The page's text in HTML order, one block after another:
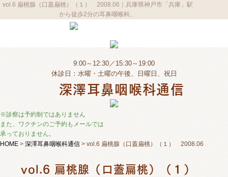
vol.6 扁桃腺（口蓋扁桃）（１） 2008.06｜兵庫県神戸市「兵庫」駅
から徒歩2分の耳鼻咽喉科。
9:00～12:30／15:30～19:00
休診日：水曜・土曜の午後、日曜日、祝日
※診察は予約制ではありません
また、ワクチンのご予約もメールでは
承っておりません。
深澤耳鼻咽喉科通信
HOME > 深澤耳鼻咽喉科通信 > vol.6 扁桃腺（口蓋扁桃）（１） 2008.06
vol.6 扁桃腺（口蓋扁桃）（１）